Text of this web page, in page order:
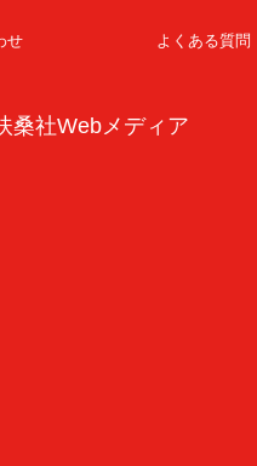
せ よくある質問
桑社Webメディア